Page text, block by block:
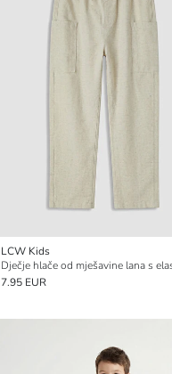
LCW Kids
7.95 EUR